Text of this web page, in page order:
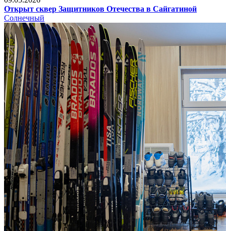
Открыт сквер Защитников Отечества в Сайгатиной
Солнечный